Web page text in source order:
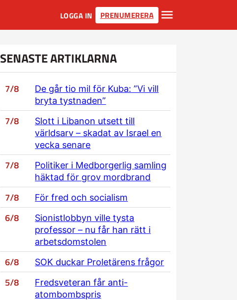
LOGGA IN PRENUMERERA
SENASTE ARTIKLARNA
7/8
De går tio mil för Kuba: ”Vi vill
bryta tystnaden”
7/8
Slott i Libanon utsett till
världsarv – skadat av Israel en
vecka senare
7/8
Politiker i Medborgerlig samling
häktad för grov mordbrand
7/8 För fred och socialism
6/8
Sionistlobbyn ville tysta
professor – nu får han rätt i
arbetsdomstolen
6/8 SOK duckar Proletärens frågor
5/8
Fredsveteran får anti-
atombombspris